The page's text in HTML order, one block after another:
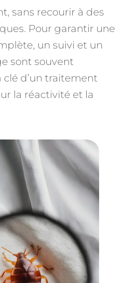
sans recourir à des
Pour garantir une
un suivi et un
sont souvent
clé d’un traitement
la réactivité et la